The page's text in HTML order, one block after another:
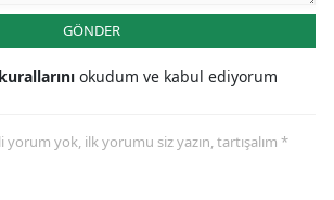
GÖNDER
okudum ve kabul ediyorum
yorum yok, ilk yorumu siz yazın, tartışalım *